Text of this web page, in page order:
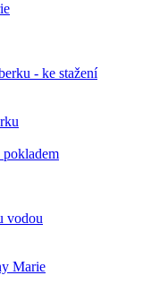
- ke stažení
pokladem
vodou
Marie